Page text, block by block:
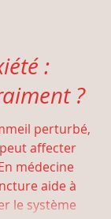
:
?
perturbé,
affecter
médecine
aide à
le système